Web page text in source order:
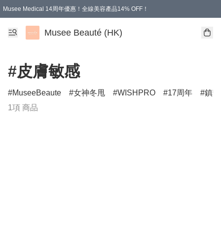
Musee Medical 14周年優惠！全線美容產品14% OFF！
凡購物滿HKD 500.00即享運費減免優惠
Musee Beauté (HK)
#皮膚敏感
MuseeBeaute 女神冬甩 WISHPRO 17周年
鎮
1項 商品